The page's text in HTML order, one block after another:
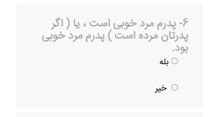
6- پدرم مرد خوبی است ، یا ( اگر
پدرتان مرده است ) پدرم مرد خوبی
بود.
بله
خیر